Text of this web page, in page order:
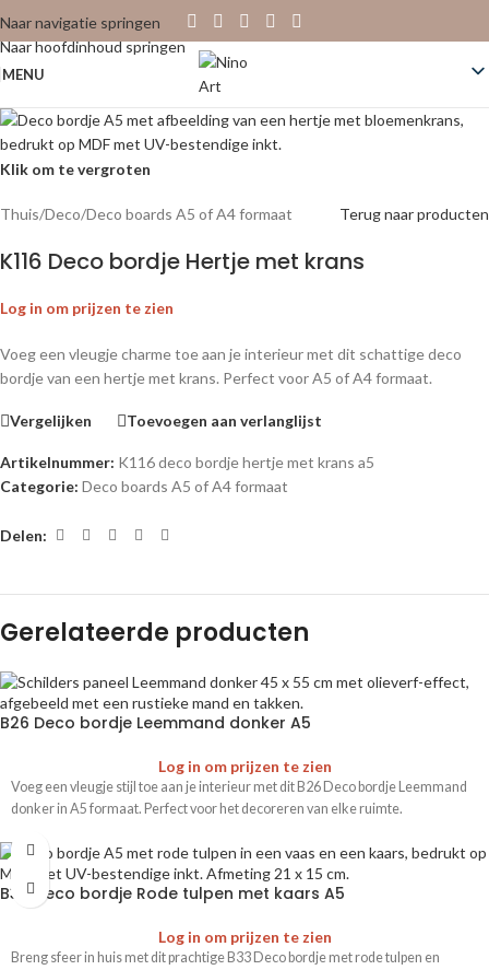
Naar navigatie springen
Naar hoofdinhoud springen
MENU
Klik om te vergroten
Thuis/Deco/Deco boards A5 of A4 formaat Terug naar producten
K116 Deco bordje Hertje met krans
Log in om prijzen te zien
Voeg een vleugje charme toe aan je interieur met dit schattige deco
bordje van een hertje met krans. Perfect voor A5 of A4 formaat.
Vergelijken Toevoegen aan verlanglijst
Artikelnummer: K116 deco bordje hertje met krans a5
Categorie: Deco boards A5 of A4 formaat
Delen:
Gerelateerde producten
B26 Deco bordje Leemmand donker A5
Log in om prijzen te zien
Voeg een vleugje stijl toe aan je interieur met dit B26 Deco bordje Leemmand
donker in A5 formaat. Perfect voor het decoreren van elke ruimte.
B33 Deco bordje Rode tulpen met kaars A5
Log in om prijzen te zien
Breng sfeer in huis met dit prachtige B33 Deco bordje met rode tulpen en